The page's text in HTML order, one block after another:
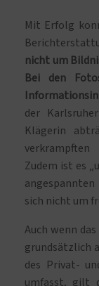
Mit Erfolg
nicht um
Bei den
der
Klägerin
Zudem ist es
sich nicht um
Auch wenn
grundsätzlich
des Privat-
umfasst, gilt